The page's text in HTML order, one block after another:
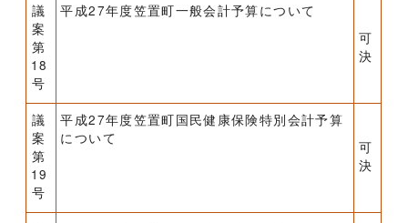
議
案
第
18
号
平成27年度笠置町一般会計予算について
可
決
議
案
第
19
号
平成27年度笠置町国民健康保険特別会計予算
について
可
決